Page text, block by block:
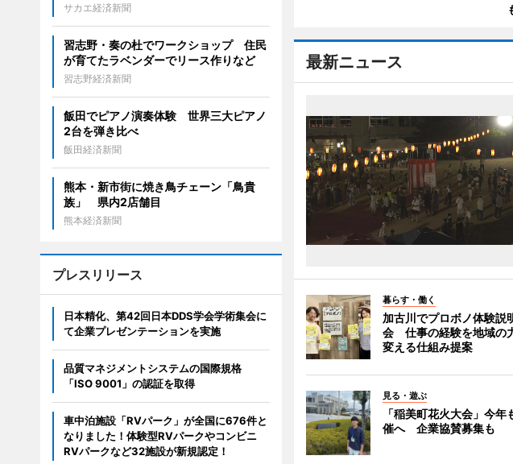
最新ニュース
暮らす・働く
加古川でプロボノ体験説
会 仕事の経験を地域の
変える仕組み提案
見る・遊ぶ
「稲美町花火大会」今年
催へ 企業協賛募集も
サカエ経済新聞
習志野・奏の杜でワークショップ 住民
が育てたラベンダーでリース作りなど
習志野経済新聞
飯田でピアノ演奏体験 世界三大ピアノ
2台を弾き比べ
飯田経済新聞
熊本・新市街に焼き鳥チェーン「鳥貴
族」 県内2店舗目
熊本経済新聞
プレスリリース
日本精化、第42回日本DDS学会学術集会に
て企業プレゼンテーションを実施
品質マネジメントシステムの国際規格
「ISO 9001」の認証を取得
車中泊施設「RVパーク」が全国に676件と
なりました！体験型RVパークやコンビニ
RVパークなど32施設が新規認定！